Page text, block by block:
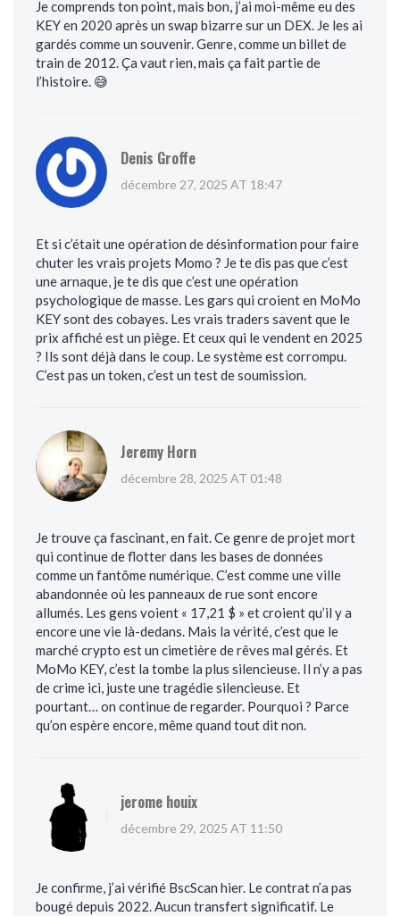
Je comprends ton point, mais bon, j’ai moi-même eu des
KEY en 2020 après un swap bizarre sur un DEX. Je les ai
gardés comme un souvenir. Genre, comme un billet de
train de 2012. Ça vaut rien, mais ça fait partie de
l’histoire. 😅
Denis Groffe
décembre 27, 2025 AT 18:47
Et si c’était une opération de désinformation pour faire
chuter les vrais projets Momo ? Je te dis pas que c’est
une arnaque, je te dis que c’est une opération
psychologique de masse. Les gars qui croient en MoMo
KEY sont des cobayes. Les vrais traders savent que le
prix affiché est un piège. Et ceux qui le vendent en 2025
? Ils sont déjà dans le coup. Le système est corrompu.
C’est pas un token, c’est un test de soumission.
Jeremy Horn
décembre 28, 2025 AT 01:48
Je trouve ça fascinant, en fait. Ce genre de projet mort
qui continue de flotter dans les bases de données
comme un fantôme numérique. C’est comme une ville
abandonnée où les panneaux de rue sont encore
allumés. Les gens voient « 17,21 $ » et croient qu’il y a
encore une vie là-dedans. Mais la vérité, c’est que le
marché crypto est un cimetière de rêves mal gérés. Et
MoMo KEY, c’est la tombe la plus silencieuse. Il n’y a pas
de crime ici, juste une tragédie silencieuse. Et
pourtant… on continue de regarder. Pourquoi ? Parce
qu’on espère encore, même quand tout dit non.
jerome houix
décembre 29, 2025 AT 11:50
Je confirme, j’ai vérifié BscScan hier. Le contrat n’a pas
bougé depuis 2022. Aucun transfert significatif. Le